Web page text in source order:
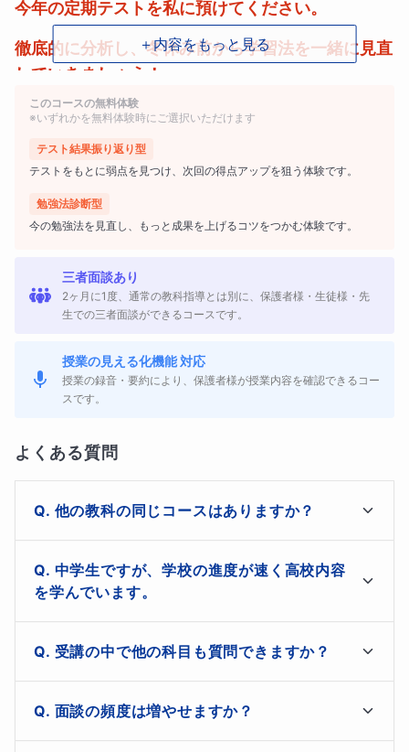
今年の定期テストを私に預けてください。
徹底的に分析し、冬休み前から学習法を一緒に見直
していきましょう！
◆このコースのメリット◆
1⃣２学期末テストを徹底分析。体験授業までに
「赤点のテストなんて見たくない」というお気持ちもよく
さん隠れています。赤点を取ったテストから、何がどう理
解できていないのかを分析し、今年度（３月末）までの学
2⃣やる気がなくても大丈夫
自信を失っていますから、やる気がなくなっているのはあ
る意味当然です。
い、分からないところを同じ目線で考え、徐々にモチベー
ションを上げていけるような声かけに努めます。
たくさん聞いてきましたが、そもそも高校の勉強は、親御
＋内容をもっと見る
このコースの無料体験
※いずれかを無料体験時にご選択いただけます
テスト結果振り返り型
テストをもとに弱点を見つけ、次回の得点アップを狙う体験です。
勉強法診断型
今の勉強法を見直し、もっと成果を上げるコツをつかむ体験です。
三者面談あり
2ヶ月に1度、通常の教科指導とは別に、保護者様・生徒様・先
生での三者面談ができるコースです。
授業の見える化機能 対応
授業の録音・要約により、保護者様が授業内容を確認できるコー
スです。
よくある質問
他の教科の同じコースはありますか？
現在はまだ制作しておりませんが、高校化学・化学基礎
で対応可能です。こちらよりお気軽にお問合せくださ
い！
中学生ですが、学校の進度が速く高校内容
を学んでいます。
「【中高一貫校の中学生向け】平均点をこえる！数学」
というコースもございますので、コース一覧よりご検討
ください。
受講の中で他の科目も質問できますか？
化学・物理なら対応可能です！
面談の頻度は増やせますか？